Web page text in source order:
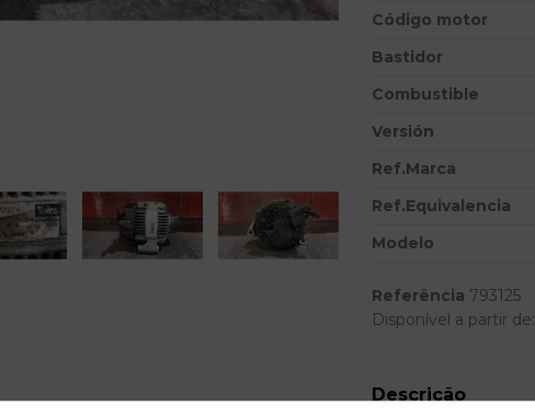
Código motor
Bastidor
Combustible
Versión
Ref.Marca
Ref.Equivalencia
Modelo
Referência 793125
Disponível a partir de:
Descrição